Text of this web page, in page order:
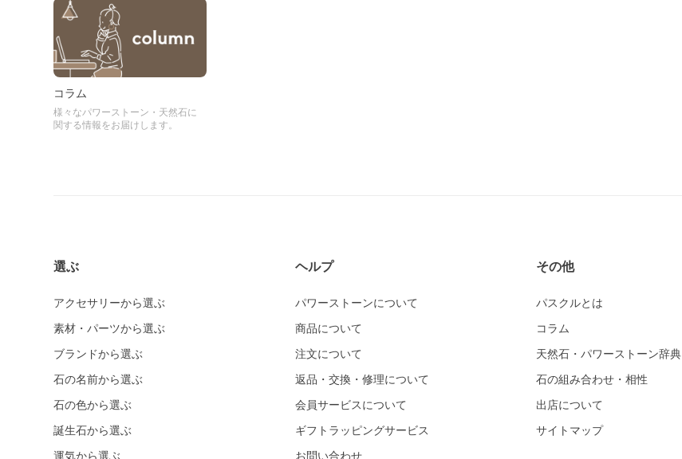
コラム
様々なパワーストーン・天然石に
関する情報をお届けします。
選ぶ
アクセサリーから選ぶ
素材・パーツから選ぶ
ブランドから選ぶ
石の名前から選ぶ
石の色から選ぶ
誕生石から選ぶ
運気から選ぶ
ヘルプ
パワーストーンについて
商品について
注文について
返品・交換・修理について
会員サービスについて
ギフトラッピングサービス
お問い合わせ
その他
パスクルとは
コラム
天然石・パワーストーン辞典
石の組み合わせ・相性
出店について
サイトマップ